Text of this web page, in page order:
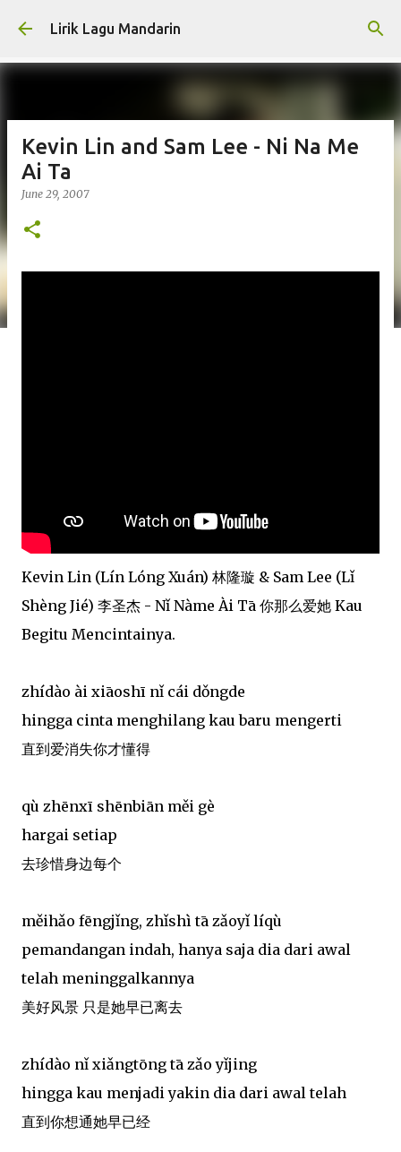
Skip to main content
Lirik Lagu Mandarin
Kevin Lin and Sam Lee - Ni Na Me
Ai Ta
June 29, 2007
Kevin Lin (Lín Lóng Xuán) 林隆璇 & Sam Lee (Lǐ
Shèng Jié) 李圣杰 - Nǐ Nàme Ài Tā 你那么爱她 Kau
Begitu Mencintainya.
zhídào ài xiāoshī nǐ cái dǒngde
hingga cinta menghilang kau baru mengerti
直到爱消失你才懂得
qù zhēnxī shēnbiān měi gè
hargai setiap
去珍惜身边每个
měihǎo fēngjǐng, zhǐshì tā zǎoyǐ líqù
pemandangan indah, hanya saja dia dari awal
telah meninggalkannya
美好风景 只是她早已离去
zhídào nǐ xiǎngtōng tā zǎo yǐjing
hingga kau menjadi yakin dia dari awal telah
直到你想通她早已经